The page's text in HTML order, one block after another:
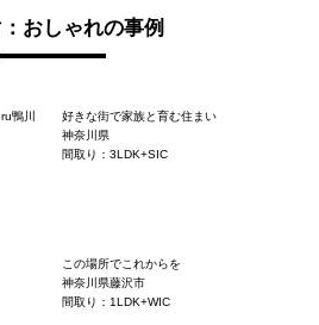
おしゃれの事例
鴨川
好きな街で家族と育む住まい
神奈川県
間取り：3LDK+SIC
この場所でこれからを
神奈川県藤沢市
間取り：1LDK+WIC